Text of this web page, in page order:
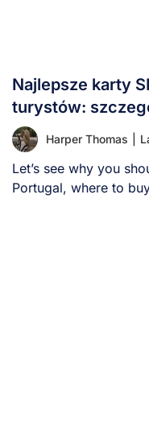
Najlepsze karty
turystów:
Harper Thomas
Let’s see why you
Portugal, where to